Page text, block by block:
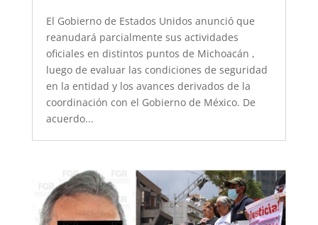
El Gobierno de Estados Unidos anunció que
reanudará parcialmente sus actividades
oficiales en distintos puntos de Michoacán ,
luego de evaluar las condiciones de seguridad
en la entidad y los avances derivados de la
coordinación con el Gobierno de México. De
acuerdo...